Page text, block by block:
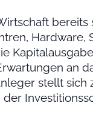
bereits
an
stellt
der